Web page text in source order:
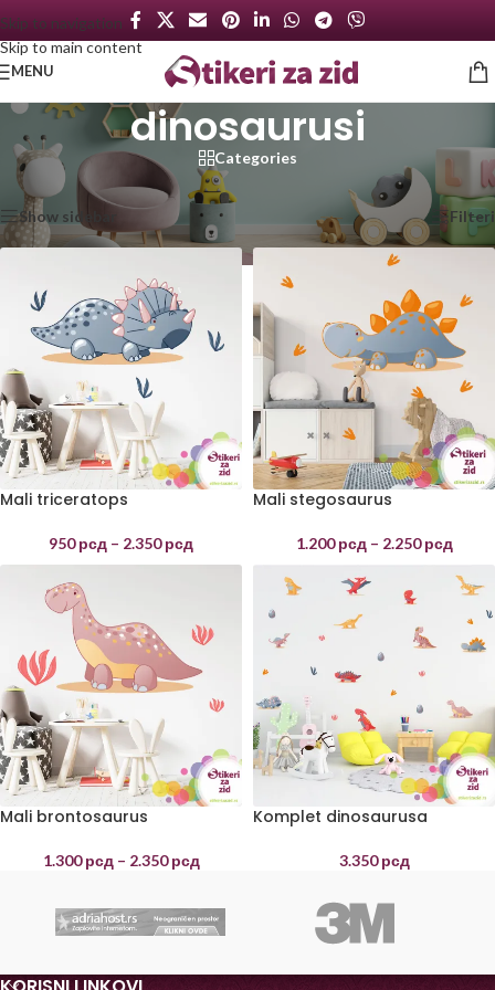
Skip to navigation
Skip to main content
MENU
dinosaurusi
Categories
Početna
Proizvod označen „dinosaurusi“ Prikazano je svih 4 rezultata
Show sidebar Filteri
Mali triceratops
950рсд – 2.350рсд
Mali stegosaurus
1.200рсд – 2.250рсд
Mali brontosaurus
1.300рсд – 2.350рсд
Komplet dinosaurusa
3.350рсд